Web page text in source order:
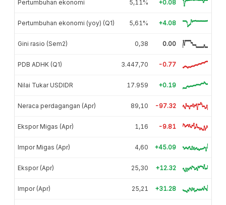
Pertumbuhan ekonomi 5,11% +0.08
Pertumbuhan ekonomi (yoy) (Q1) 5,61% +4.08
Gini rasio (Sem2) 0,38 0.00
PDB ADHK (Q1) 3.447,70 -0.77
Nilai Tukar USDIDR 17.959 +0.19
Neraca perdagangan (Apr) 89,10 -97.32
Ekspor Migas (Apr) 1,16 -9.81
Impor Migas (Apr) 4,60 +45.09
Ekspor (Apr) 25,30 +12.32
Impor (Apr) 25,21 +31.28